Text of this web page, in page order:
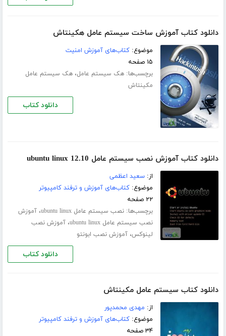
دانلود کتاب آموزش ساخت سیستم عامل هکینتاش
موضوع:کتاب‌های آموزش امنیت
۱۵ صفحه
برچسب‌ها:هک سیستم عامل،هک سیستم عامل
مکینتاش
دانلود کتاب
دانلود کتاب آموزش نصب سیستم عامل ubuntu linux 12.10
از:سعید اعظمی
موضوع:کتاب‌های آموزش و ترفند کامپیوتر
۲۲ صفحه
برچسب‌ها:نصب سیستم عامل ubuntu linux ،آموزش
نصب سیستم عامل ubuntu linux
،آموزش نصب
لینوکس،آموزش نصب ابونتو
دانلود کتاب
دانلود کتاب سیستم عامل مکینتاش
از: مهدی محمدپور
موضوع:کتاب‌های آموزش و ترفند کامپیوتر
۳۴ صفحه